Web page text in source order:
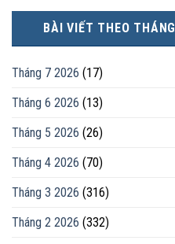
BÀI VIẾT THEO THÁNG
Tháng 7 2026 (17)
Tháng 6 2026 (13)
Tháng 5 2026 (26)
Tháng 4 2026 (70)
Tháng 3 2026 (316)
Tháng 2 2026 (332)